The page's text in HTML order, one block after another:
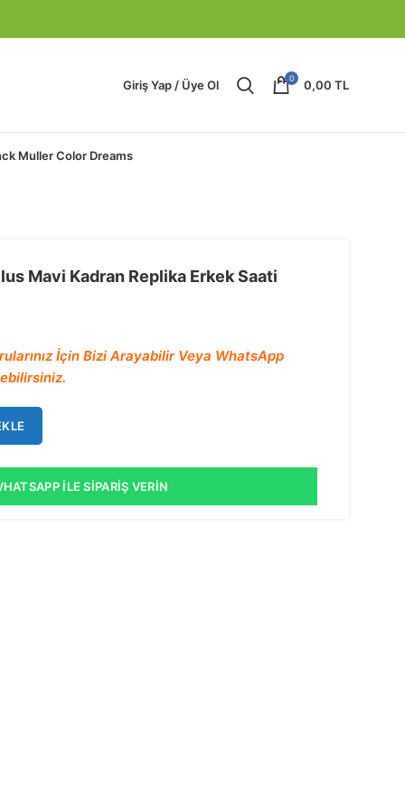
Giriş Yap / Üye Ol 0 0,00 TL
Muller Color Dreams
Mavi Kadran Replika Erkek Saati
İçin Bizi Arayabilir Veya WhatsApp
İLE SIPARIŞ VERIN